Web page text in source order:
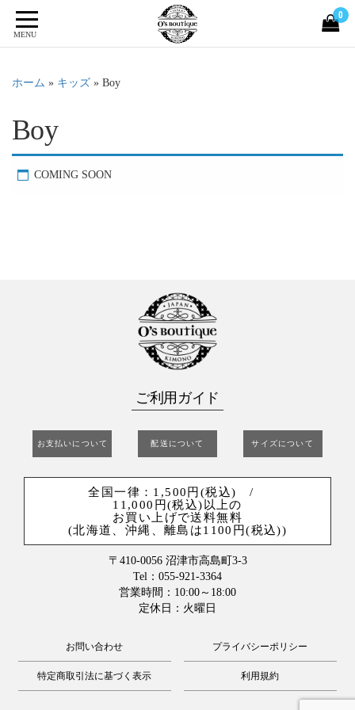
MENU
0
ホーム » キッズ » Boy
Boy
COMING SOON
ご利用ガイド
お支払いについて 配送について サイズについて
全国一律：1,500円(税込) /
11,000円(税込)以上の
お買い上げで送料無料
(北海道、沖縄、離島は1100円(税込))
〒410-0056 沼津市高島町3-3
Tel：055-921-3364
営業時間：10:00～18:00
定休日：火曜日
お問い合わせ プライバシーポリシー
特定商取引法に基づく表示 利用規約